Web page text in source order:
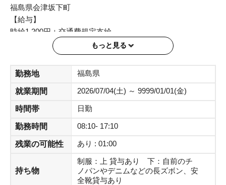
福島県会津坂下町
【給与】
時給1,200円＋交通費規定支給
【就業時間】
8：10～17：10 休憩1時間
【支払い】
15日締め/当月末振込
※即払の利用も可能です※
【勤務】平日週5日
土日祝 ※土・祝は会社カレンダーにより出勤の場合もあり
ます。
▼ピンセットや顕微鏡などを使うなど、細かいパーツを扱い
ます
もっと見る
勤務地 福島県
就業期間 2026/07/04(土) ～ 9999/01/01(金)
時間帯 日勤
勤務時間 08:10- 17:10
残業の可能性 あり : 01:00
持ち物
制服：上 貸与あり 下：自前のチ
ノパンやデニムなどの長ズボン、安
全靴貸与あり